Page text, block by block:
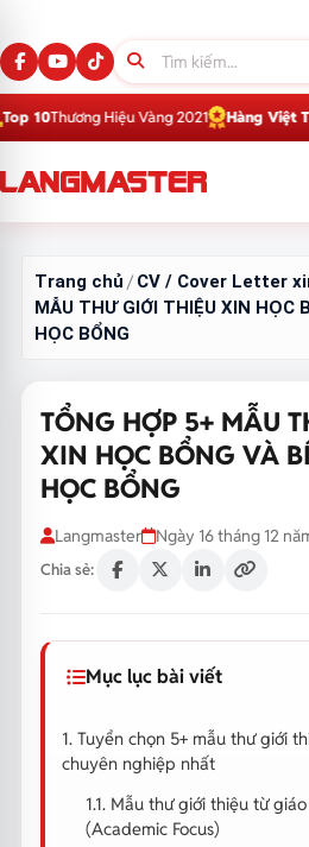
Hiệu Vàng 2021 Hàng Việt TốtDịch Vụ
Trang chủ /CV / Cover Letter
MẪU THƯ GIỚI THIỆU XIN HỌC
HỌC BỔNG
TỔNG HỢP 5+ MẪU
XIN HỌC BỔNG VÀ
HỌC BỔNG
Langmaster Ngày 16 tháng 12
Chia sẻ:
Mục lục bài viết
1. Tuyển chọn 5+ mẫu thư giới
chuyên nghiệp nhất
1.1. Mẫu thư giới thiệu từ
(Academic Focus)